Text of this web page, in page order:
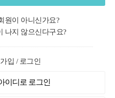
원이 아니신가요?
나지 않으신다구요?
입 / 로그인
이디로 로그인